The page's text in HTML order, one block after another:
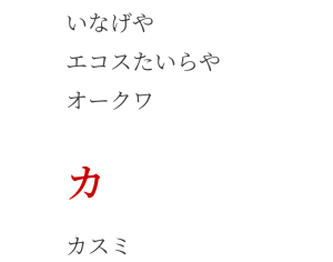
いなげや
エコスたいらや
オークワ
カ
カスミ